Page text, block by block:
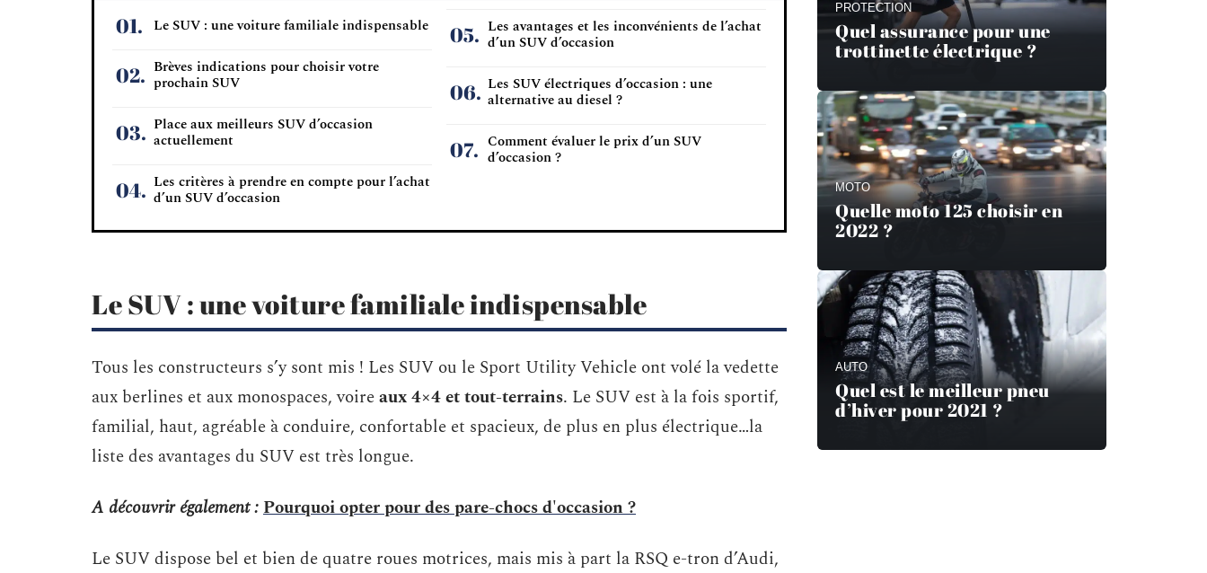
Le SUV : une voiture familiale indispensable
Brèves indications pour choisir votre
prochain SUV
Place aux meilleurs SUV d’occasion
actuellement
Les critères à prendre en compte pour l’achat
d’un SUV d’occasion
Les avantages et les inconvénients de l’achat
d’un SUV d’occasion
Les SUV électriques d’occasion : une
alternative au diesel ?
Comment évaluer le prix d’un SUV
d’occasion ?
Le SUV : une voiture familiale indispensable
Tous les constructeurs s’y sont mis ! Les SUV ou le Sport Utility Vehicle ont volé la vedette
aux berlines et aux monospaces, voireaux 4×4 et tout-terrains. Le SUV est à la fois sportif,
familial, haut, agréable à conduire, confortable et spacieux, de plus en plus électrique…la
liste des avantages du SUV est très longue.
A découvrir également :Pourquoi opter pour des pare-chocs d'occasion ?
Le SUV dispose bel et bien de quatre roues motrices, mais mis à part la RSQ e-tron d’Audi,
PROTECTION
Quel assurance pour une
trottinette électrique ?
MOTO
Quelle moto 125 choisir en
2022 ?
AUTO
Quel est le meilleur pneu
d’hiver pour 2021 ?